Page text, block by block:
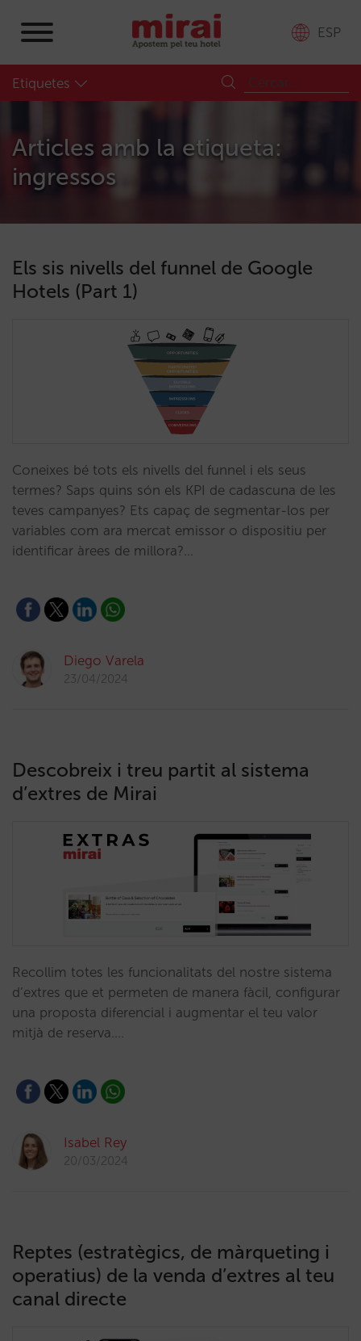
ESP
Etiquetes
Articles amb la etiqueta:
ingressos
Els sis nivells del funnel de Google
Hotels (Part 1)
Coneixes bé tots els nivells del funnel i els seus
termes? Saps quins són els KPI de cadascuna de les
teves campanyes? Ets capaç de segmentar-los per
variables com ara mercat emissor o dispositiu per
identificar àrees de millora?…
Diego Varela
23/04/2024
Descobreix i treu partit al sistema
d’extres de Mirai
Recollim totes les funcionalitats del nostre sistema
d’extres que et permeten de manera fàcil, configurar
una proposta diferencial i augmentar el teu valor
mitjà de reserva.…
Isabel Rey
20/03/2024
Reptes (estratègics, de màrqueting i
operatius) de la venda d’extres al teu
canal directe